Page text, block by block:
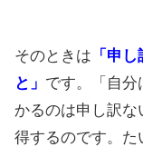
そのときは 「申
と」 です。「自
かるのは申し訳
得するのです。た